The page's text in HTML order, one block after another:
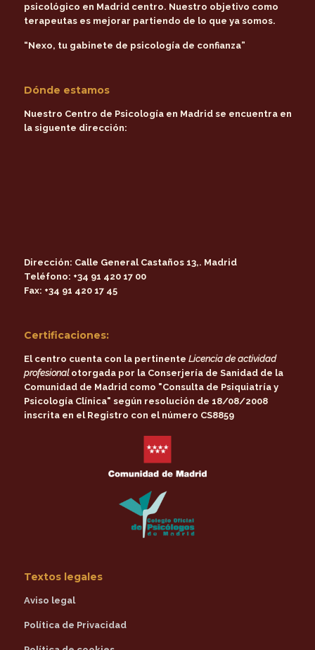
psicológico en Madrid centro. Nuestro objetivo como
terapeutas es mejorar partiendo de lo que ya somos.
“Nexo, tu gabinete de psicología de confianza”
Dónde estamos
Nuestro Centro de Psicología en Madrid se encuentra en
la siguente dirección:
Dirección: Calle General Castaños 13,. Madrid
Teléfono: +34 91 420 17 00
Fax: +34 91 420 17 45
Certificaciones:
El centro cuenta con la pertinente Licencia de actividad
profesionalotorgada por la Conserjería de Sanidad de la
Comunidad de Madridcomo "Consulta de Psiquiatría y
Psicología Clínica" según resolución de 18/08/2008
inscrita en el Registro con el número CS8859
Textos legales
Aviso legal
Política de Privacidad